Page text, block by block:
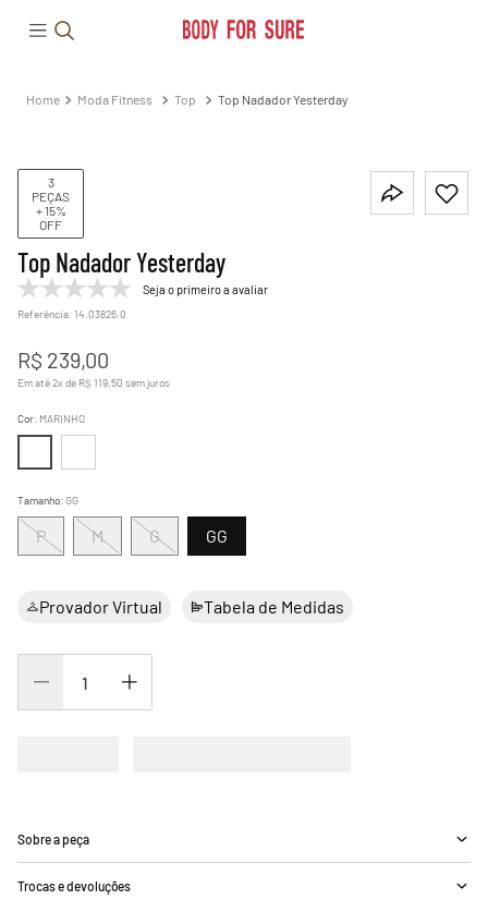
Moda Fitness Top Top Nadador Yesterday
3
PEÇAS
+ 15%
OFF
Top Nadador Yesterday
Seja o primeiro a avaliar
Referência: 14.03826.0
R$ 239,00
Em até2x de R$ 119 50 sem juros
Tamanho: GG
G GG
M
P
Cor: MARINHO
Provador Virtual Tabela de Medidas
Sobre a peça
Trocas e devoluções